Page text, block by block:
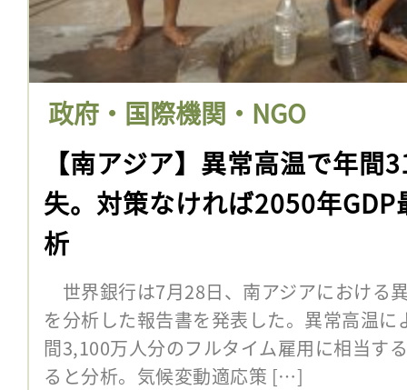
政府・国際機関・NGO
【南アジア】異常高温で年間
失。対策なければ2050年
析
世界銀行は7月28日、南アジアにおける
を分析した報告書を発表した。異常高温
間3,100万人分のフルタイム雇用に相当す
ると分析。気候変動適応策 […]